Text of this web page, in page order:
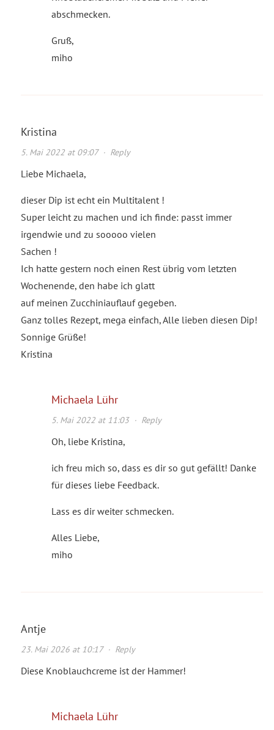
abschmecken.
Gruß,
miho
Kristina
5. Mai 2022 at 09:07· Reply
Liebe Michaela,
dieser Dip ist echt ein Multitalent !
Super leicht zu machen und ich finde: passt immer
irgendwie und zu sooooo vielen
Sachen !
Ich hatte gestern noch einen Rest übrig vom letzten
Wochenende, den habe ich glatt
auf meinen Zucchiniauflauf gegeben.
Ganz tolles Rezept, mega einfach, Alle lieben diesen Dip!
Sonnige Grüße!
Kristina
Michaela Lühr
5. Mai 2022 at 11:03· Reply
Oh, liebe Kristina,
ich freu mich so, dass es dir so gut gefällt! Danke
für dieses liebe Feedback.
Lass es dir weiter schmecken.
Alles Liebe,
miho
Antje
23. Mai 2026 at 10:17· Reply
Diese Knoblauchcreme ist der Hammer!
Michaela Lühr